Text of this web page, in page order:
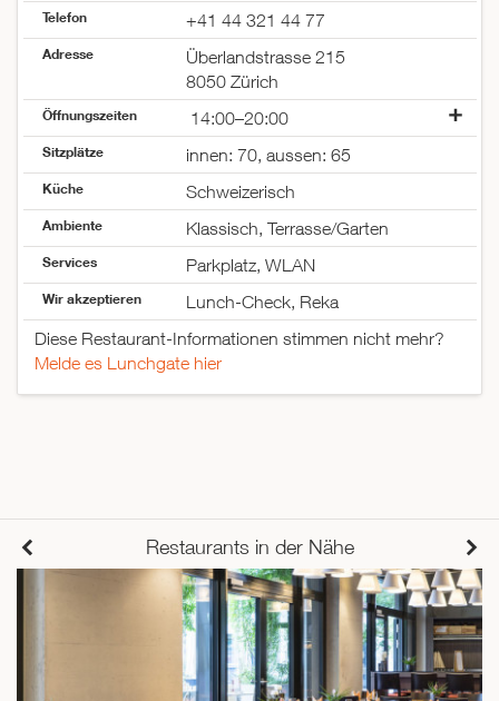
Telefon +41 44 321 44 77
Adresse
Überlandstrasse 215
8050 Zürich
Öffnungszeiten
14:00–20:00
Montag
Mittwoch
Donnerstag
Samstag
Sonntag
05:45–00:30
05:45–00:30
05:45–00:30
05:45–00:30
05:45–00:30
10:00–20:00
14:00–20:00
Sitzplätze innen: 70, aussen: 65
Küche Schweizerisch
Ambiente Klassisch, Terrasse/Garten
Services Parkplatz, WLAN
Wir akzeptieren
Lunch-Check, Reka
Diese Restaurant-Informationen stimmen nicht mehr?
Melde es Lunchgate hier
Restaurants in der Nähe